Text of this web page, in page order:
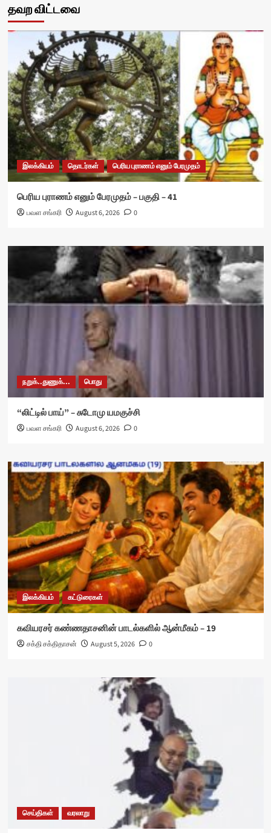
தவற விட்டவை
இலக்கியம் தொடர்கள் பெரிய புராணம் எனும் பேரமுதம்
பெரிய புராணம் எனும் பேரமுதம் – பகுதி – 41
பவள சங்கரி August 6, 2026 0
நறுக்..துணுக்... பொது
“லிட்டில் பாய்” – சுடோமு யமகுச்சி
பவள சங்கரி August 6, 2026 0
இலக்கியம் கட்டுரைகள்
கவியரசர் கண்ணதாசனின் பாடல்களில் ஆன்மீகம் – 19
சக்தி சக்திதாசன் August 5, 2026 0
செய்திகள் வரலாறு